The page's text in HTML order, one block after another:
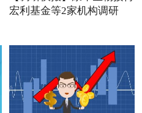
宏利基金等2家机构调研